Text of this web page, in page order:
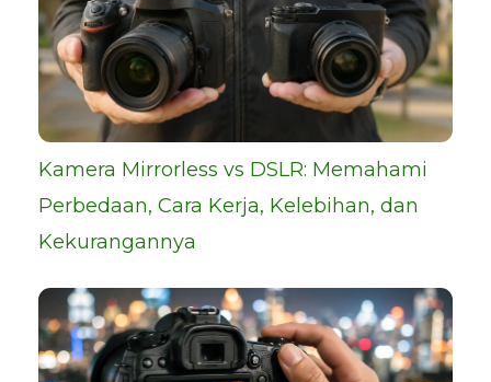
Kamera Mirrorless vs DSLR: Memahami
Perbedaan, Cara Kerja, Kelebihan, dan
Kekurangannya